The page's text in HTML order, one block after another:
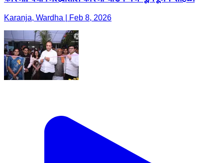
Karanja, Wardha | Feb 8, 2026